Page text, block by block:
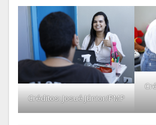
Créditos: Josué Júnior/PMP